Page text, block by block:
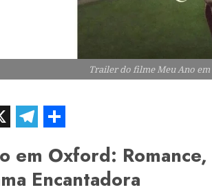
Trailer do filme Meu Ano
Telegram
Share
em Oxford:
Encantadora